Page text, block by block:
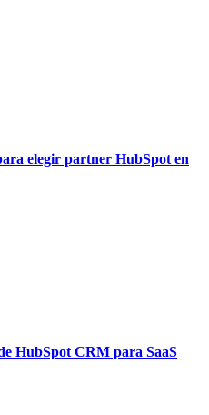
elegir partner HubSpot en
HubSpot CRM para SaaS